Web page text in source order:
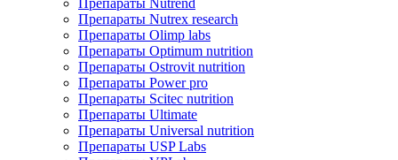
Препараты Nutrex research
Препараты Olimp labs
Препараты Optimum nutrition
Препараты Ostrovit nutrition
Препараты Power pro
Препараты Scitec nutrition
Препараты Ultimate
Препараты Universal nutrition
Препараты USP Labs